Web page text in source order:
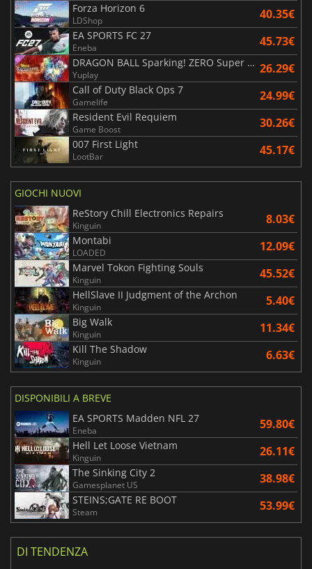
Forza Horizon 6
LDShop 40.35€
EA SPORTS FC 27
Eneba 45.73€
DRAGON BALL Sparking! ZERO Super Limit Breaking NEO
Yuplay 26.29€
Call of Duty Black Ops 7
Gamelife 24.99€
Resident Evil Requiem
Game Boost 30.26€
007 First Light
LootBar 45.17€
GIOCHI NUOVI
ReStory Chill Electronics Repairs
Kinguin 8.03€
Montabi
LOADED 12.09€
Marvel Tokon Fighting Souls
Kinguin 45.52€
HellSlave II Judgment of the Archon
Kinguin 5.40€
Big Walk
Kinguin 11.34€
Kill The Shadow
Kinguin 6.63€
DISPONIBILI A BREVE
EA SPORTS Madden NFL 27
Eneba 59.80€
Hell Let Loose Vietnam
Kinguin 26.11€
The Sinking City 2
Gamesplanet US 38.98€
STEINS;GATE RE BOOT
Steam 53.99€
DI TENDENZA